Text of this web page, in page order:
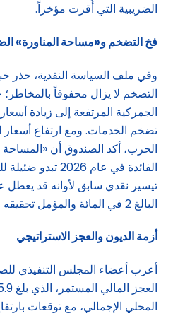
الضريبية التي أُقرت مؤخراً.
فخ التضخم و«مساحة المناورة»
وفي ملف السياسة النقدية، حذر
التضخم لا يزال محفوفاً
الجمركية المرتفعة إلى زيادة
تضخم الخدمات. ومع ارتفاع أسعار
الحرب، أكد الصندوق أن
الفائدة في عام
تيسير نقدي سابق لأوانه قد
البالغ 2 في المائة والمؤمل تحقيقه في النصف الأول من 2027.
أزمة الديون والعجز الاستراتيجي
أعرب أعضاء المجلس التنفيذي